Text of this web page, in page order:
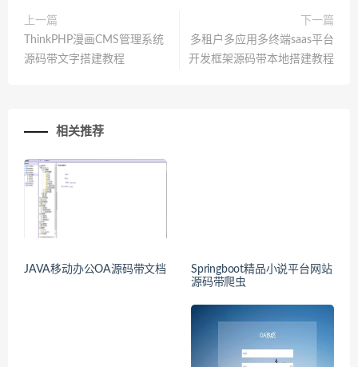
上一篇
ThinkPHP漫画CMS管理系统
源码带文字搭建教程
下一篇
多租户多应用多终端saas平台
开发框架源码带本地搭建教程
相关推荐
JAVA移动办公OA源码带文档
Springboot精品小说平台网站
源码带爬虫